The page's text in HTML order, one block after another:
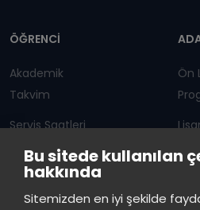
Bu sitede kullanılan
hakkında
Sitemizden en iyi şekilde
ÖĞRENCİ
Akademik
Takvim
Servis Saatleri
Duyurular
Ön
çevrimiçi